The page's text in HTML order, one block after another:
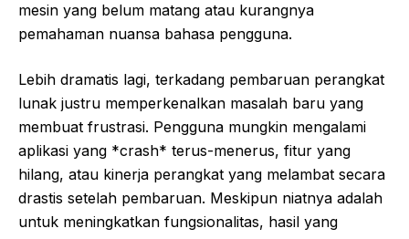
mesin yang belum matang atau kurangnya
pemahaman nuansa bahasa pengguna.
Lebih dramatis lagi, terkadang pembaruan perangkat
lunak justru memperkenalkan masalah baru yang
membuat frustrasi. Pengguna mungkin mengalami
aplikasi yang *crash* terus-menerus, fitur yang
hilang, atau kinerja perangkat yang melambat secara
drastis setelah pembaruan. Meskipun niatnya adalah
untuk meningkatkan fungsionalitas, hasil yang